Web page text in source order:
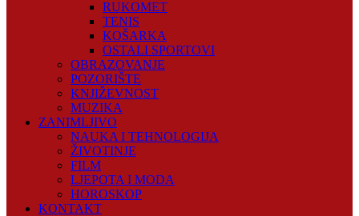
RUKOMET
TENIS
KOŠARKA
OSTALI SPORTOVI
OBRAZOVANJE
POZORIŠTE
KNJIŽEVNOST
MUZIKA
ZANIMLJIVO
NAUKA I TEHNOLOGIJA
ŽIVOTINJE
FILM
LJEPOTA I MODA
HOROSKOP
KONTAKT